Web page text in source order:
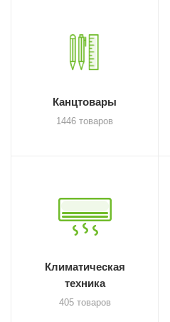
Канцтовары
1446 товаров
Климатическая
техника
405 товаров